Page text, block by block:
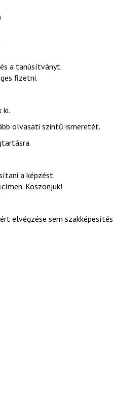
a tanúsítványt.
fizetni.
ki.
olvasati szintű ismeretét.
a képzést.
címen. Köszönjük!
elvégzése sem